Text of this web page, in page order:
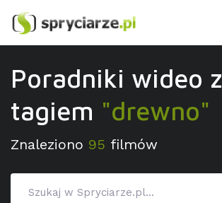
Poradniki wideo z
tagiem "drewno"
Znaleziono 95 filmów